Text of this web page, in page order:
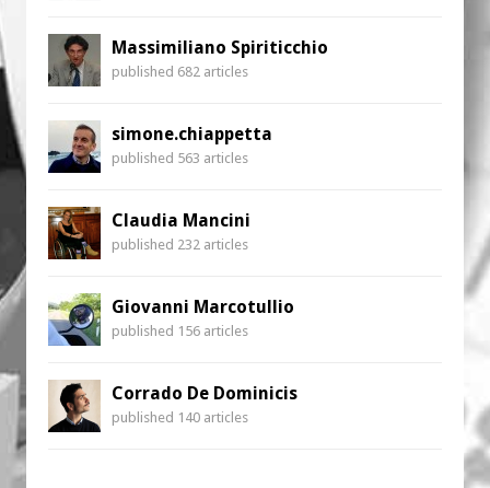
Massimiliano Spiriticchio
published 682 articles
simone.chiappetta
published 563 articles
Claudia Mancini
published 232 articles
Giovanni Marcotullio
published 156 articles
Corrado De Dominicis
published 140 articles